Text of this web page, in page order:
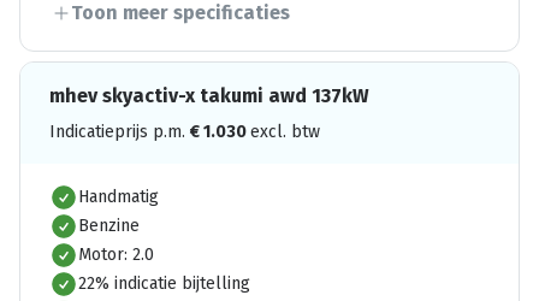
Toon meer specificaties
mhev skyactiv-x takumi awd 137kW
Indicatieprijs p.m. €1.030excl. btw
Handmatig
Benzine
Motor: 2.0
22% indicatie bijtelling